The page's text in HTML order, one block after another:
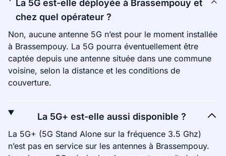
La 5G est-elle déployée à Brassempouy et
chez quel opérateur ?
Non, aucune antenne 5G n’est pour le moment installée
à Brassempouy. La 5G pourra éventuellement être
captée depuis une antenne située dans une commune
voisine, selon la distance et les conditions de
couverture.
La 5G+ est-elle aussi disponible ?
La 5G+ (5G Stand Alone sur la fréquence 3.5 Ghz)
n’est pas en service sur les antennes à Brassempouy.